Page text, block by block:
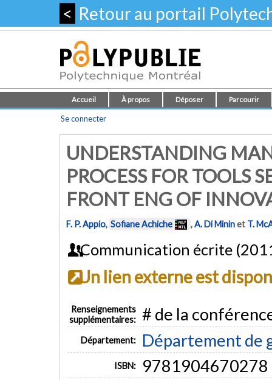
< Retour au portail
Accueil À propos Déposer Parcourir
Se connecter
UNDERSTANDING
PROCESS FOR TOOLS
FRONT ENG OF
F. P. Appio, Sofiane Achiche ,A. Di Mininet T.
Communication écrite
Un lien externe est
Renseignements
supplémentaires: # de la
Département: Département de
ISBN: 9781904670278